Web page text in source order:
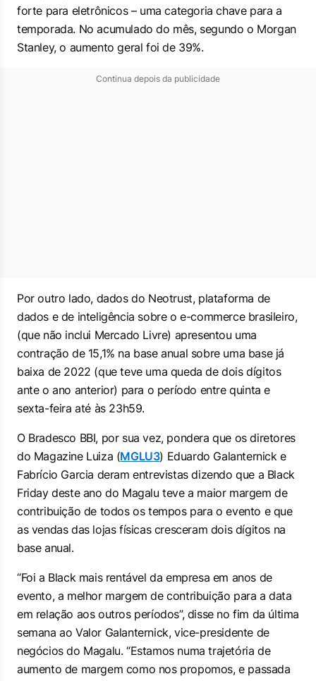
forte para eletrônicos – uma categoria chave para a
temporada. No acumulado do mês, segundo o Morgan
Stanley, o aumento geral foi de 39%.
Continua depois da publicidade
Por outro lado, dados do Neotrust, plataforma de
dados e de inteligência sobre o e-commerce brasileiro,
(que não inclui Mercado Livre) apresentou uma
contração de 15,1% na base anual sobre uma base já
baixa de 2022 (que teve uma queda de dois dígitos
ante o ano anterior) para o período entre quinta e
sexta-feira até às 23h59.
O Bradesco BBI, por sua vez, pondera que os diretores
do Magazine Luiza (MGLU3) Eduardo Galanternick e
Fabrício Garcia deram entrevistas dizendo que a Black
Friday deste ano do Magalu teve a maior margem de
contribuição de todos os tempos para o evento e que
as vendas das lojas físicas cresceram dois dígitos na
base anual.
“Foi a Black mais rentável da empresa em anos de
evento, a melhor margem de contribuição para a data
em relação aos outros períodos”, disse no fim da última
semana ao Valor Galanternick, vice-presidente de
negócios do Magalu. “Estamos numa trajetória de
aumento de margem como nos propomos, e passada